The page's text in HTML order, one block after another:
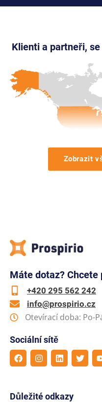
Klienti a partneři,
Zobrazit
Máte dotaz? Chcete
+420 295 562 242
info@prospirio.cz
Otevírací doba: Po-
Sociální sítě
Důležité odkazy